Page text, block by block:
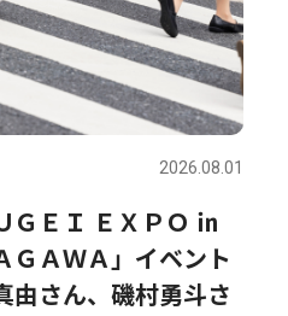
2026.08.01
ＧＥＩ ＥＸＰＯ ㏌
ＧＡＷＡ」イベント
由さん、磯村勇斗さ